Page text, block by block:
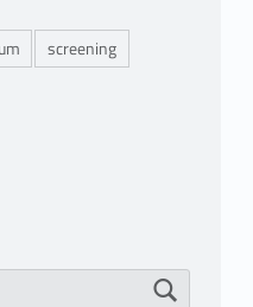
screening